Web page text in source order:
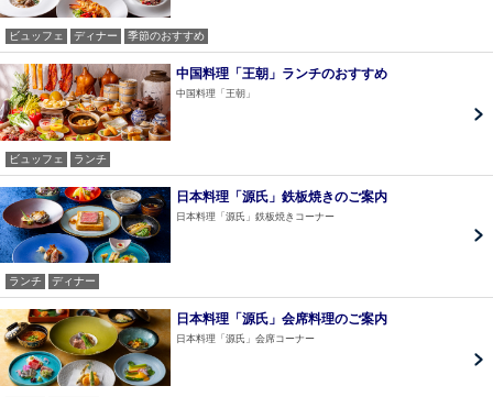
ビュッフェ ディナー 季節のおすすめ
中国料理「王朝」ランチのおすすめ
中国料理「王朝」
ビュッフェ ランチ
日本料理「源氏」鉄板焼きのご案内
日本料理「源氏」鉄板焼きコーナー
ランチ ディナー
日本料理「源氏」会席料理のご案内
日本料理「源氏」会席コーナー